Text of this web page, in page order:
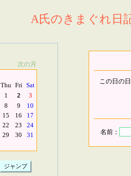
A氏のきまぐれ日
次の月
Thu Fri Sat
1
2
3
8 9
10
15 16
17
22 23
24
29 30 31
この日の
名前：